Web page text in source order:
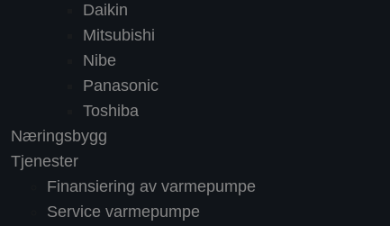
Daikin
Mitsubishi
Nibe
Panasonic
Toshiba
Næringsbygg
Tjenester
Finansiering av varmepumpe
Service varmepumpe